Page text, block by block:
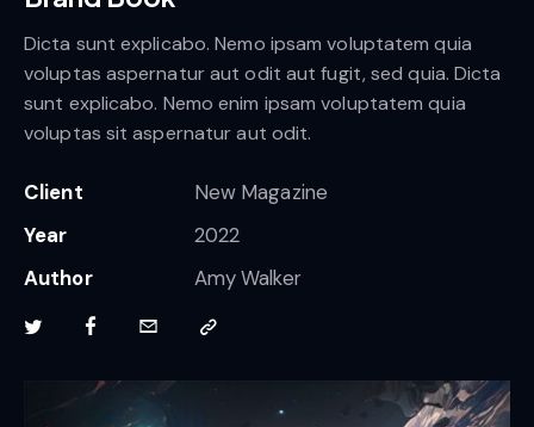
Dicta sunt explicabo. Nemo ipsam voluptatem quia
voluptas aspernatur aut odit aut fugit, sed quia. Dicta
sunt explicabo. Nemo enim ipsam voluptatem quia
voluptas sit aspernatur aut odit.
Client
New Magazine
Year
2022
Author
Amy Walker